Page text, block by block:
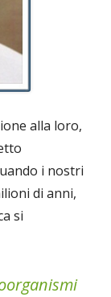
alla loro,
i nostri
di anni,
si